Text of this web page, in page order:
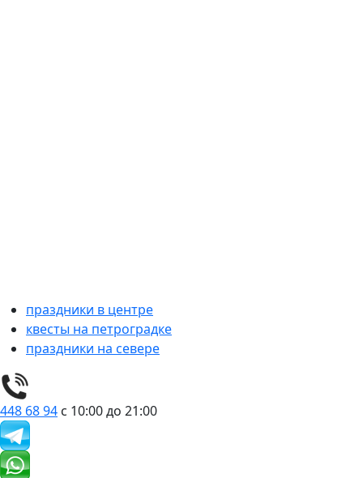
праздники в центре
квесты на петроградке
праздники на севере
448 68 94 с 10:00 до 21:00